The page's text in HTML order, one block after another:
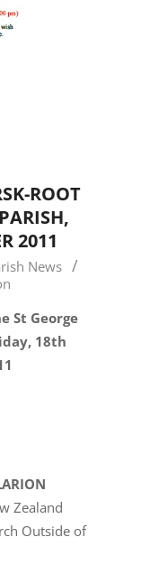
ROOT
2011
News
St George
18th
Zealand
Outside of